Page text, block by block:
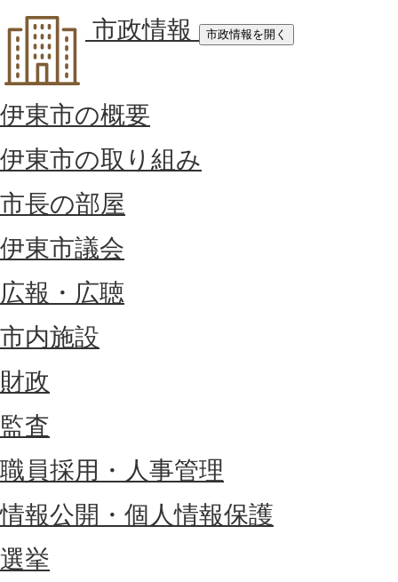
市政情報
市政情報を開く
伊東市の概要
伊東市の取り組み
市長の部屋
伊東市議会
広報・広聴
市内施設
財政
監査
職員採用・人事管理
情報公開・個人情報保護
選挙